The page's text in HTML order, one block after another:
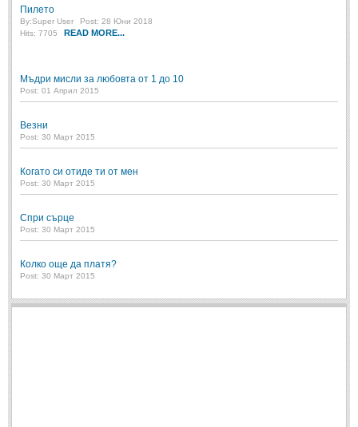
Пилето
By:Super User
Post: 28 Юни 2018
Hits: 7705
READ MORE...
Мъдри мисли за любовта от 1 до 10
Post: 01 Април 2015
Везни
Post: 30 Март 2015
Когато си отиде ти от мен
Post: 30 Март 2015
Спри сърце
Post: 30 Март 2015
Колко още да платя?
Post: 30 Март 2015